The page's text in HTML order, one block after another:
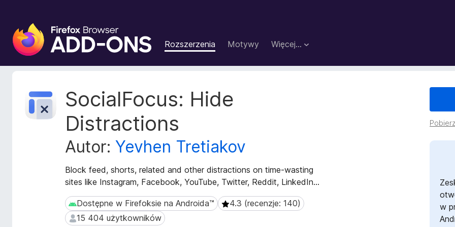
D
o
d
a
Rozszerzenia Motywy Więcej…
SocialFocus: Hide
Distractions
Autor: Yevhen Tretiakov
Block feed, shorts, related and other distractions on time-wasting
sites like Instagram, Facebook, YouTube, Twitter, Reddit, LinkedIn...
Dostępne w Firefoksie na Androida™
Dostępne w Firefoksie na Androida™ 4.3 (recenzje: 140)
4.3 (recenzje: 140)
15 404 użytkowników
15 404 użytkowników
w
M
e